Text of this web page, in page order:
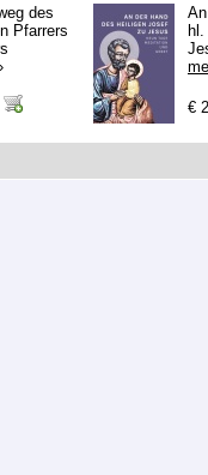
des
Pfarrers
€